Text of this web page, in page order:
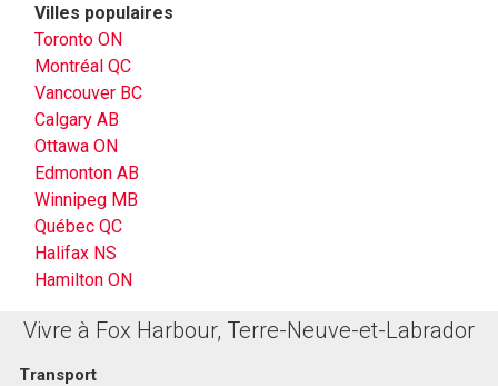
Villes populaires
Toronto ON
Montréal QC
Vancouver BC
Calgary AB
Ottawa ON
Edmonton AB
Winnipeg MB
Québec QC
Halifax NS
Hamilton ON
Vivre à Fox Harbour, Terre-Neuve-et-Labrador
Transport